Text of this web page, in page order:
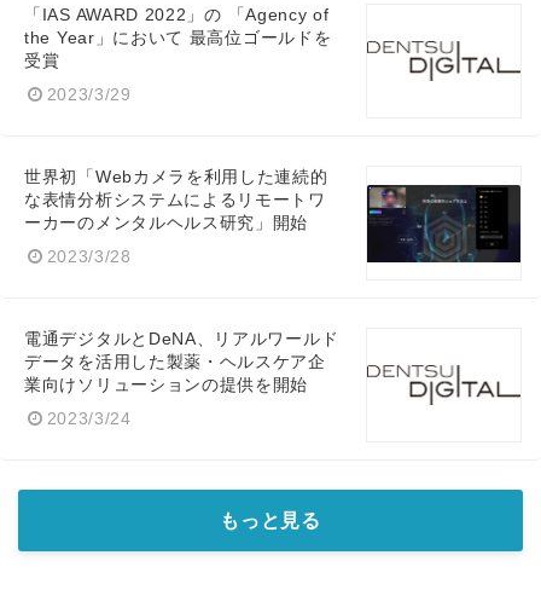
「IAS AWARD 2022」の 「Agency of
the Year」において 最高位ゴールドを
受賞
2023/3/29
世界初「Webカメラを利用した連続的
な表情分析システムによるリモートワ
ーカーのメンタルヘルス研究」開始
2023/3/28
電通デジタルとDeNA、リアルワールド
データを活用した製薬・ヘルスケア企
業向けソリューションの提供を開始
2023/3/24
もっと見る
English